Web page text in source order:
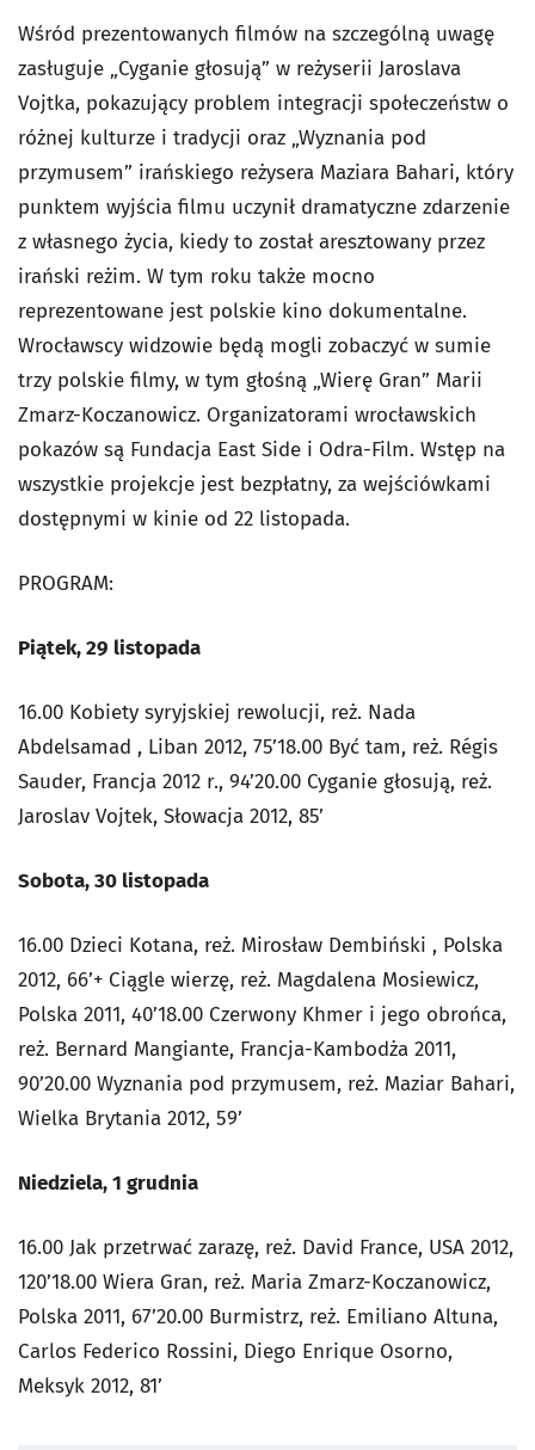
Wśród prezentowanych filmów na szczególną uwagę
zasługuje „Cyganie głosują” w reżyserii Jaroslava
Vojtka, pokazujący problem integracji społeczeństw o
różnej kulturze i tradycji oraz „Wyznania pod
przymusem” irańskiego reżysera Maziara Bahari, który
punktem wyjścia filmu uczynił dramatyczne zdarzenie
z własnego życia, kiedy to został aresztowany przez
irański reżim. W tym roku także mocno
reprezentowane jest polskie kino dokumentalne.
Wrocławscy widzowie będą mogli zobaczyć w sumie
trzy polskie filmy, w tym głośną „Wierę Gran” Marii
Zmarz-Koczanowicz. Organizatorami wrocławskich
pokazów są Fundacja East Side i Odra-Film. Wstęp na
wszystkie projekcje jest bezpłatny, za wejściówkami
dostępnymi w kinie od 22 listopada.
PROGRAM:
Piątek, 29 listopada
16.00 Kobiety syryjskiej rewolucji, reż. Nada
Abdelsamad , Liban 2012, 75’18.00 Być tam, reż. Régis
Sauder, Francja 2012 r., 94’20.00 Cyganie głosują, reż.
Jaroslav Vojtek, Słowacja 2012, 85’
Sobota, 30 listopada
16.00 Dzieci Kotana, reż. Mirosław Dembiński , Polska
2012, 66’+ Ciągle wierzę, reż. Magdalena Mosiewicz,
Polska 2011, 40’18.00 Czerwony Khmer i jego obrońca,
reż. Bernard Mangiante, Francja-Kambodża 2011,
90’20.00 Wyznania pod przymusem, reż. Maziar Bahari,
Wielka Brytania 2012, 59’
Niedziela, 1 grudnia
16.00 Jak przetrwać zarazę, reż. David France, USA 2012,
120’18.00 Wiera Gran, reż. Maria Zmarz-Koczanowicz,
Polska 2011, 67’20.00 Burmistrz, reż. Emiliano Altuna,
Carlos Federico Rossini, Diego Enrique Osorno,
Meksyk 2012, 81’